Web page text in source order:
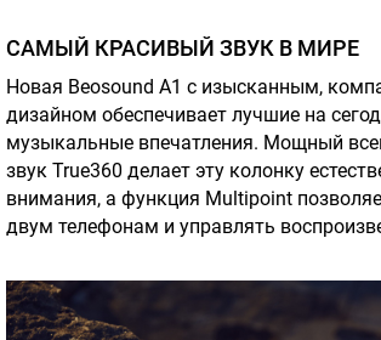
САМЫЙ КРАСИВЫЙ ЗВУК В МИРЕ
Новая Beosound A1 с изысканным,
дизайном обеспечивает лучшие на
музыкальные впечатления. Мощный
звук True360 делает эту колонку
внимания, а функция Multipoint
двум телефонам и управлять